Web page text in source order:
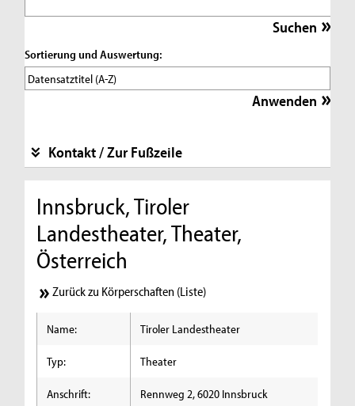
Sortierung und Auswertung:
Kontakt / Zur Fußzeile
Innsbruck, Tiroler
Landestheater, Theater,
Österreich
Zurück zu Körperschaften (Liste)
Name: Tiroler Landestheater
Typ: Theater
Anschrift: Rennweg 2, 6020 Innsbruck